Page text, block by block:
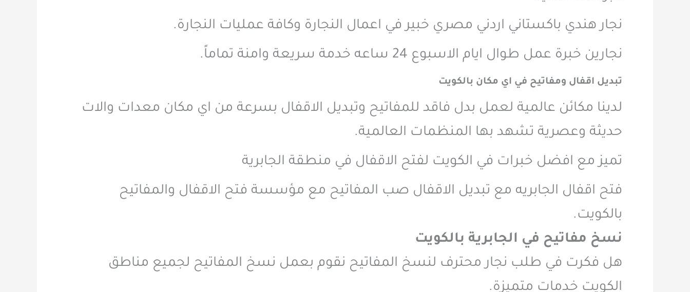
نجار هندي باكستاني اردني مصري خبير في اعمال النجارة وكافة عمليات النجارة.
نجارين خبرة عمل طوال ايام الاسبوع 24 ساعه خدمة سريعة وامنة تماماً.
تبديل اقفال ومفاتيح في اي مكان بالكويت
لدينا مكائن عالمية لعمل بدل فاقد للمفاتيح وتبديل الاقفال بسرعة من اي مكان معدات والات
حديثة وعصرية تشهد بها المنظمات العالمية.
تميز مع افضل خبرات في الكويت لفتح الاقفال في منطقة الجابرية
فتح اقفال الجابريه مع تبديل الاقفال صب المفاتيح مع مؤسسة فتح الاقفال والمفاتيح
بالكويت.
نسخ مفاتيح في الجابرية بالكويت
هل فكرت في طلب نجار محترف لنسخ المفاتيح نقوم بعمل نسخ المفاتيح لجميع مناطق
الكويت خدمات متميزة.